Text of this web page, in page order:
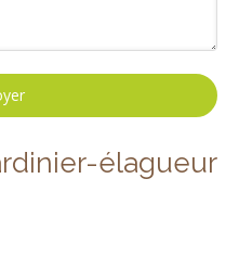
élagueur